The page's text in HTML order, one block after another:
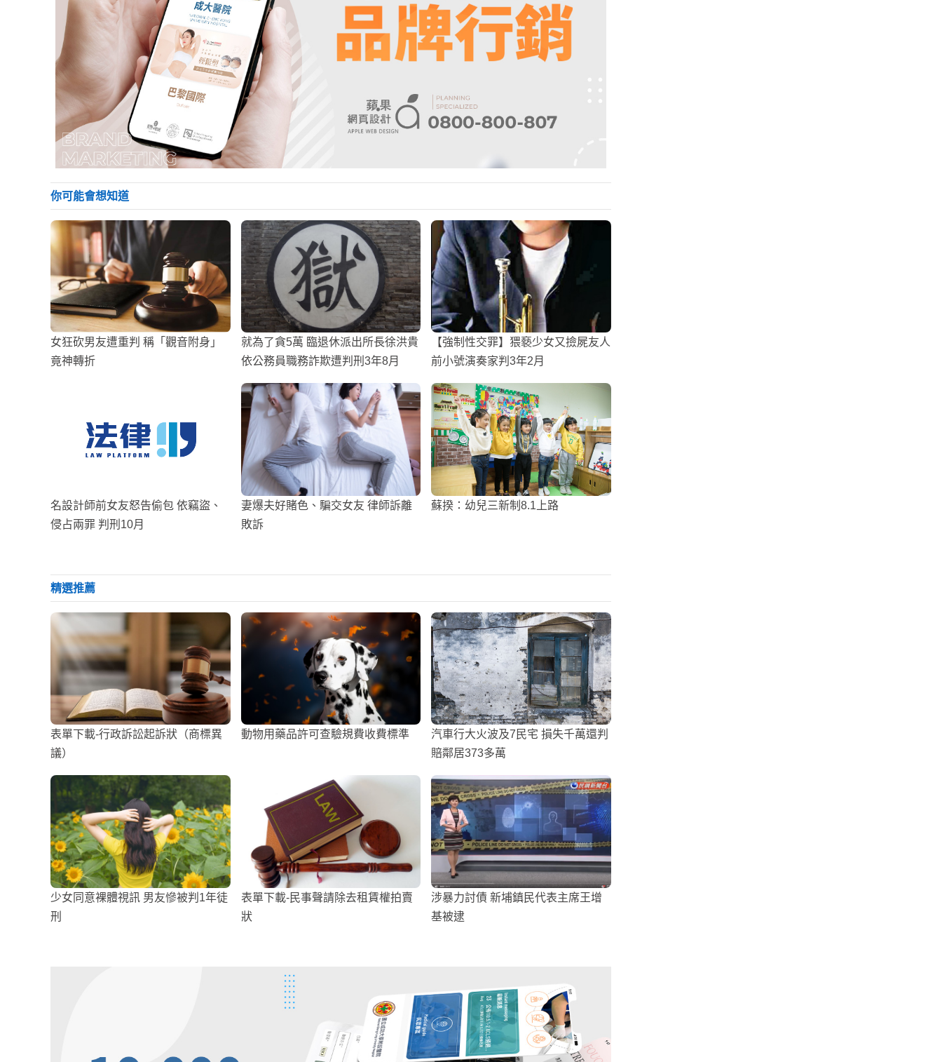
你可能會想知道
女狂砍男友遭重判 稱「觀音附身」
竟神轉折
就為了貪5萬 臨退休派出所長徐洪貴
依公務員職務詐欺遭判刑3年8月
【強制性交罪】猥褻少女又撿屍友人
前小號演奏家判3年2月
名設計師前女友怒告偷包 依竊盜、
侵占兩罪 判刑10月
妻爆夫好賭色、騙交女友 律師訴離
敗訴
蘇揆：幼兒三新制8.1上路
精選推薦
表單下載-行政訴訟起訴狀（商標異
議）
動物用藥品許可查驗規費收費標準
汽車行大火波及7民宅 損失千萬還判
賠鄰居373多萬
少女同意裸體視訊 男友慘被判1年徒
刑
表單下載-民事聲請除去租賃權拍賣
狀
涉暴力討債 新埔鎮民代表主席王增
基被逮